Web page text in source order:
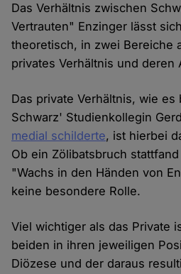
Das Verhältnis zwischen
Vertrauten" Enzinger lässt
theoretisch, in zwei Bereiche
privates Verhältnis und deren
Das private Verhältnis, wie es
Schwarz' Studienkollegin
medial schilderte, ist hierbei
Ob ein Zölibatsbruch
"Wachs in den Händen von
keine besondere Rolle.
Viel wichtiger als das Private
beiden in ihren jeweiligen
Diözese und der daraus